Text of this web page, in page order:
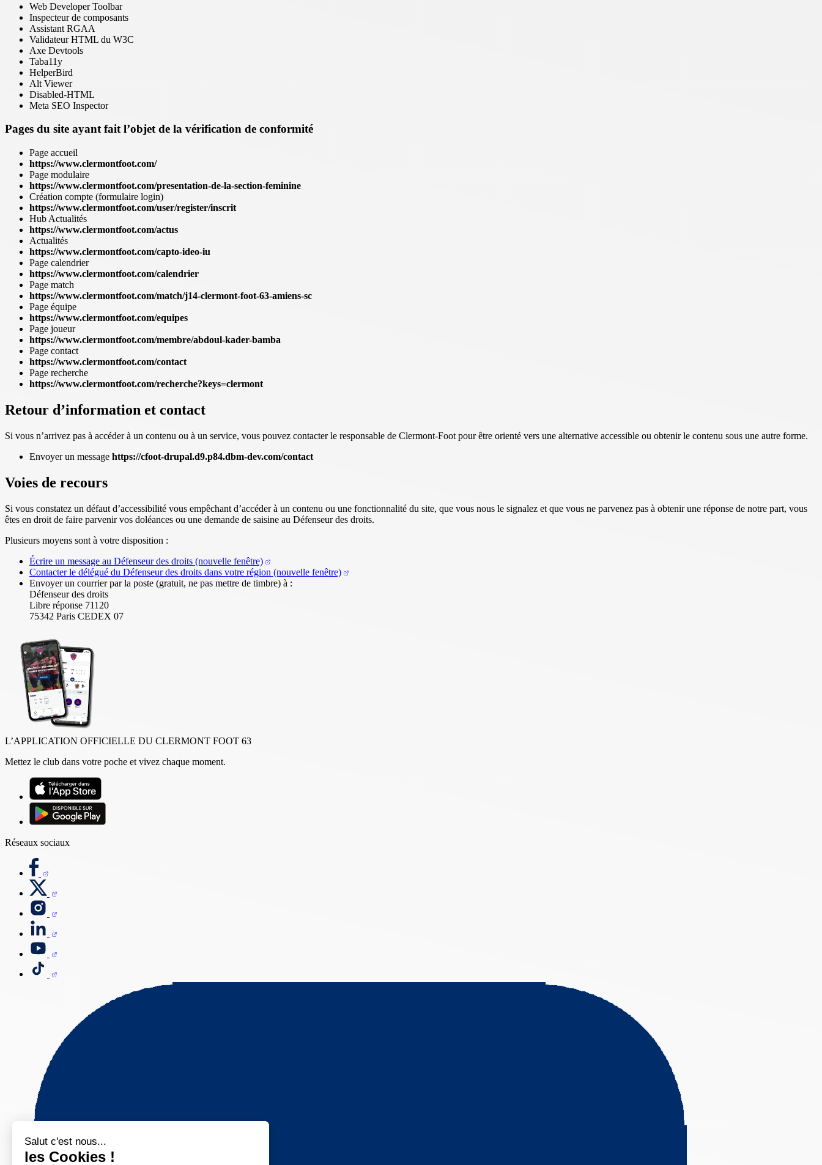
Salut c'est nous...
les Cookies !
Web Developer Toolbar
Inspecteur de composants
Assistant RGAA
Validateur HTML du W3C
Axe Devtools
Taba11y
HelperBird
Alt Viewer
Disabled-HTML
Meta SEO Inspector
Pages du site ayant fait l’objet de la vérification de conformité
Page accueil
https://www.clermontfoot.com/
Page modulaire
https://www.clermontfoot.com/presentation-de-la-section-feminine
Création compte (formulaire login)
https://www.clermontfoot.com/user/register/inscrit
Hub Actualités
https://www.clermontfoot.com/actus
Actualités
https://www.clermontfoot.com/capto-ideo-iu
Page calendrier
https://www.clermontfoot.com/calendrier
Page match
https://www.clermontfoot.com/match/j14-clermont-foot-63-amiens-sc
Page équipe
https://www.clermontfoot.com/equipes
Page joueur
https://www.clermontfoot.com/membre/abdoul-kader-bamba
Page contact
https://www.clermontfoot.com/contact
Page recherche
https://www.clermontfoot.com/recherche?keys=clermont
Retour d’information et contact
Si vous n’arrivez pas à accéder à un contenu ou à un service, vous pouvez contacter le responsable de Clermont-Foot pour être orienté vers une alternative accessible ou obtenir le contenu sous une autre forme.
Envoyer un message https://cfoot-drupal.d9.p84.dbm-dev.com/contact
Voies de recours
Si vous constatez un défaut d’accessibilité vous empêchant d’accéder à un contenu ou une fonctionnalité du site, que vous nous le signalez et que vous ne parvenez pas à obtenir une réponse de notre part, vous
êtes en droit de faire parvenir vos doléances ou une demande de saisine au Défenseur des droits.
Plusieurs moyens sont à votre disposition :
Écrire un message au Défenseur des droits (nouvelle fenêtre)
Contacter le délégué du Défenseur des droits dans votre région (nouvelle fenêtre)
Envoyer un courrier par la poste (gratuit, ne pas mettre de timbre) à :
Défenseur des droits
Libre réponse 71120
75342 Paris CEDEX 07
L’APPLICATION OFFICIELLE DU CLERMONT FOOT 63
Mettez le club dans votre poche et vivez chaque moment.
Réseaux sociaux